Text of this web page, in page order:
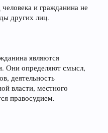
и гражданина не
других лиц.
являются
Они определяют смысл,
деятельность
власти, местного
правосудием.